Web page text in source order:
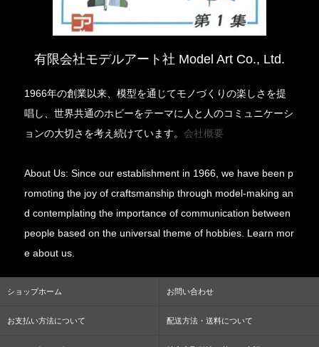
有限会社モデルアート社 Model Art Co., Ltd.
1966年の創業以来、模型を通じてモノづくりの楽しさを提
唱し、世界共通のホビーをテーマに人と人のコミュニケーシ
ョンの大切さを考え続けています。会社概要
About Us: Since our establishment in 1966, we have been p
romoting the joy of craftsmanship through model-making an
d contemplating the importance of communication between
people based on the universal theme of hobbies. Learn mor
e about us.
ショップホーム お問い合わせ
お支払い方法について 配送方法・送料について